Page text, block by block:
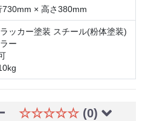
× 高さ380mm
ラッカー塗装 スチール(粉体塗装)
ー
☆☆☆☆☆ (0)